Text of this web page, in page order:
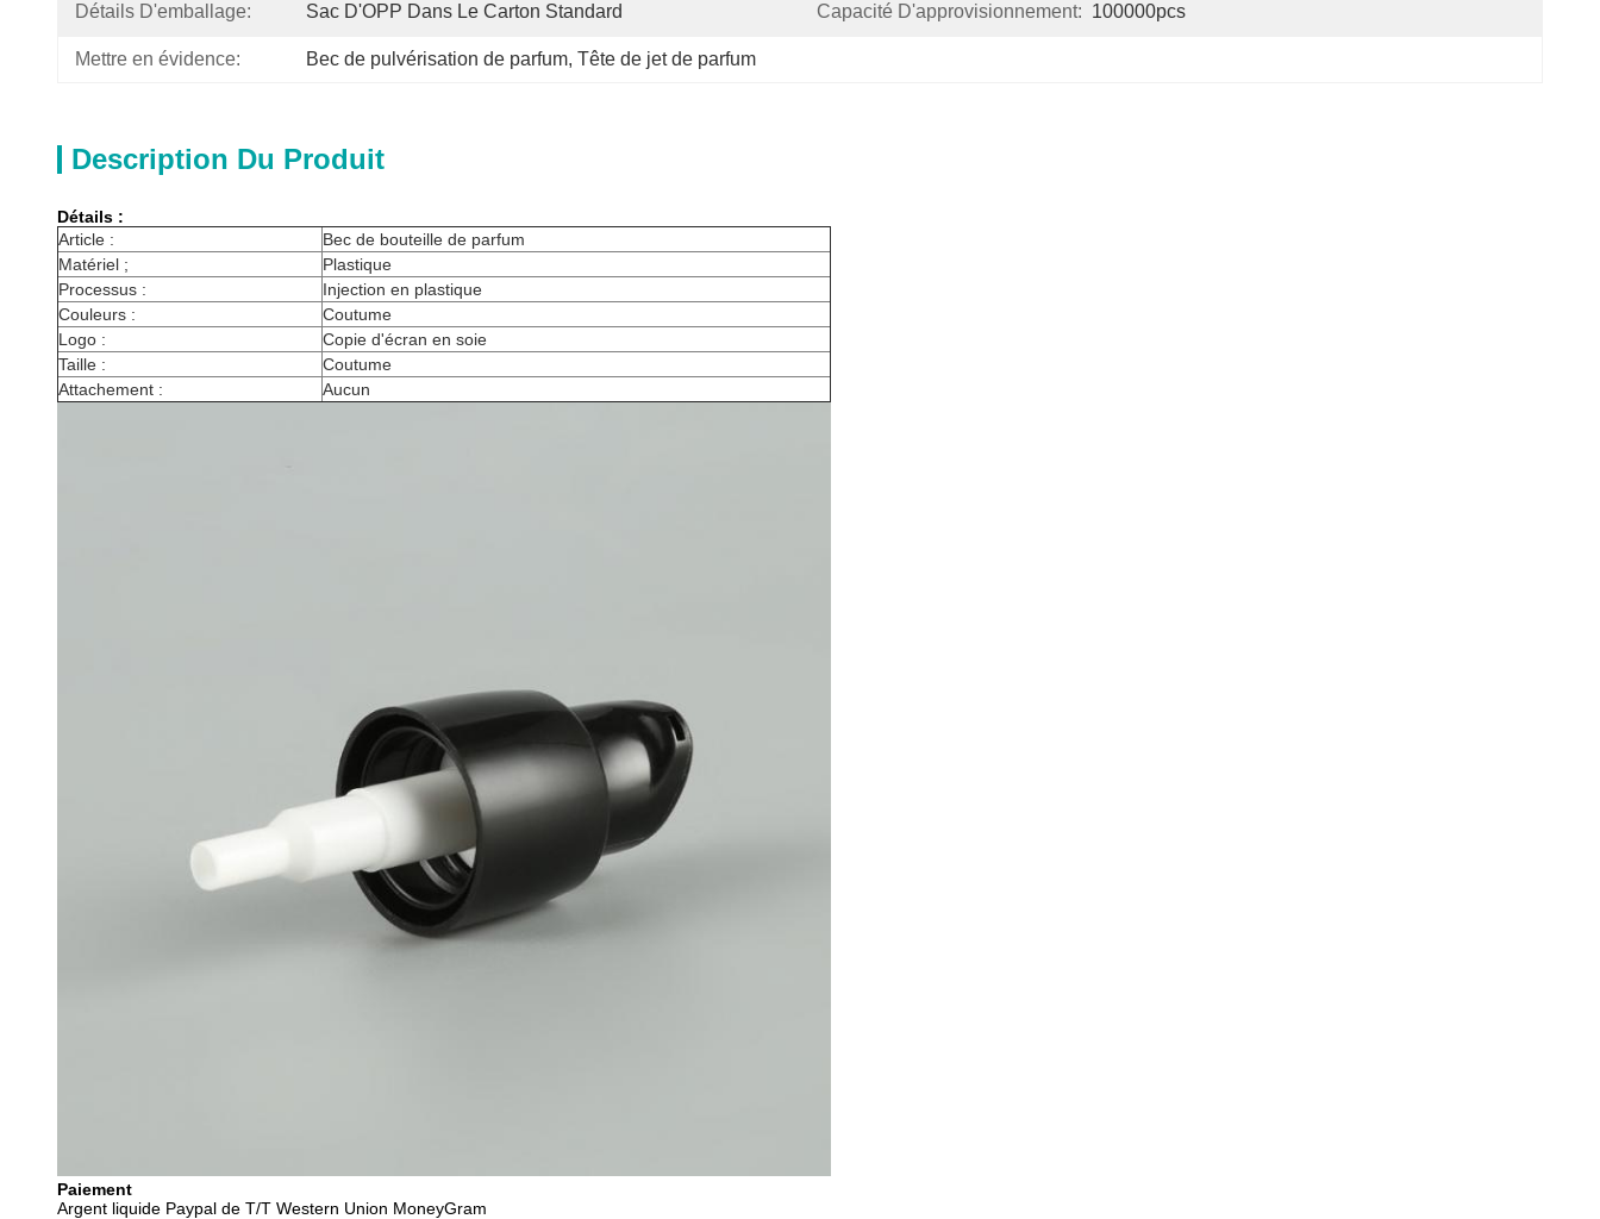
Détails D'emballage: Sac D'OPP Dans Le Carton Standard Capacité D'approvisionnement: 100000pcs
Mettre en évidence: Bec de pulvérisation de parfum, Tête de jet de parfum
Description Du Produit
Détails :
Article :
Bec de bouteille de parfum
Matériel ;
Plastique
Processus :
Injection en plastique
Couleurs :
Coutume
Logo :
Copie d'écran en soie
Taille :
Coutume
Attachement :
Aucun
Paiement
Argent liquide Paypal de T/T Western Union MoneyGram